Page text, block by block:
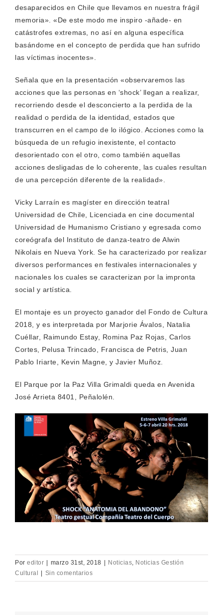
desaparecidos en Chile que llevamos en nuestra frágil
memoria». «De este modo me inspiro -añade- en
catástrofes extremas, no así en alguna específica
basándome en el concepto de perdida que han sufrido
las víctimas inocentes».
Señala que en la presentación «observaremos las
acciones que las personas en ‘shock’ llegan a realizar,
recorriendo desde el desconcierto a la perdida de la
realidad o perdida de la identidad, estados que
transcurren en el campo de lo ilógico. Acciones como la
búsqueda de un refugio inexistente, el contacto
desorientado con el otro, como también aquellas
acciones desligadas de lo coherente, las cuales resultan
de una percepción diferente de la realidad».
Vicky Larraín es magíster en dirección teatral
Universidad de Chile, Licenciada en cine documental
Universidad de Humanismo Cristiano y egresada como
coreógrafa del Instituto de danza-teatro de Alwin
Nikolais en Nueva York. Se ha caracterizado por realizar
diversos performances en festivales internacionales y
nacionales los cuales se caracterizan por la impronta
social y artística.
El montaje es un proyecto ganador del Fondo de Cultura
2018, y es interpretada por Marjorie Ávalos, Natalia
Cuéllar, Raimundo Estay, Romina Paz Rojas, Carlos
Cortes, Pelusa Trincado, Francisca de Petris, Juan
Pablo Iriarte, Kevin Magne, y Javier Muñoz.
El Parque por la Paz Villa Grimaldi queda en Avenida
José Arrieta 8401, Peñalolén.
Por editor marzo 31st, 2018 Noticias, Noticias Gestión
Cultural
Sin comentarios